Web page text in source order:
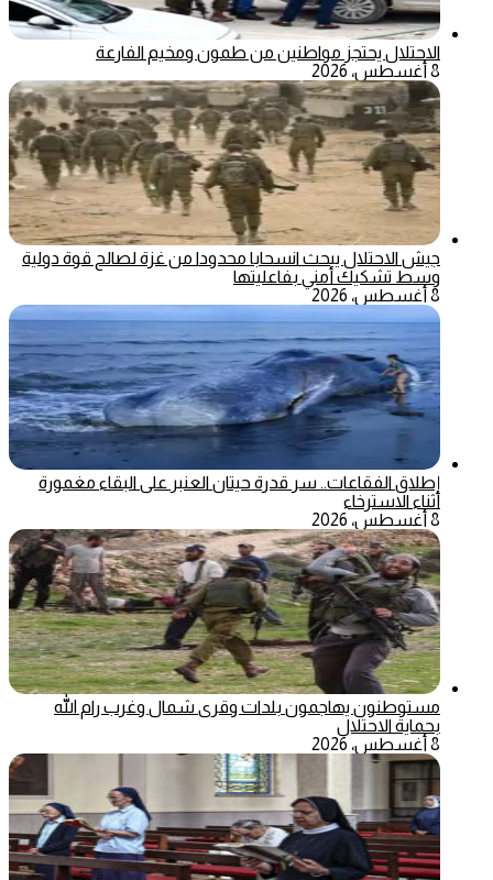
الاحتلال يحتجز مواطنين من طمون ومخيم الفارعة
8 أغسطس، 2026
جيش الاحتلال يبحث انسحابا محدودا من غزة لصالح قوة دولية
وسط تشكيك أمني بفاعليتها
8 أغسطس، 2026
إطلاق الفقاعات.. سر قدرة حيتان العنبر على البقاء مغمورة
أثناء الاسترخاء
8 أغسطس، 2026
مستوطنون يهاجمون بلدات وقرى شمال وغرب رام الله
بحماية الاحتلال
8 أغسطس، 2026